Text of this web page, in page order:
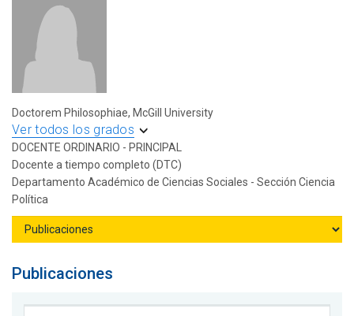
Doctorem Philosophiae, McGill University
Ver todos los grados
DOCENTE ORDINARIO - PRINCIPAL
Docente a tiempo completo (DTC)
Departamento Académico de Ciencias Sociales - Sección Ciencia
Política
Publicaciones